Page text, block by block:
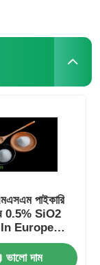
পাইকারি
0.5% SiO2
Europe
For
ভালো দাম